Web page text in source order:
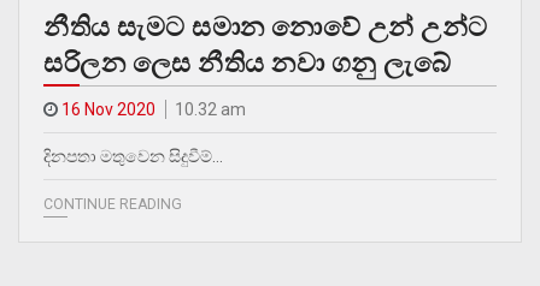
නීතිය සැමට සමාන නොවේ උන් උන්ට
සරිලන ලෙස නීතිය නවා ගනු ලැබේ
16 Nov 2020 10.32 am
දිනපතා මතුවෙන සිදුවීම්…
CONTINUE READING